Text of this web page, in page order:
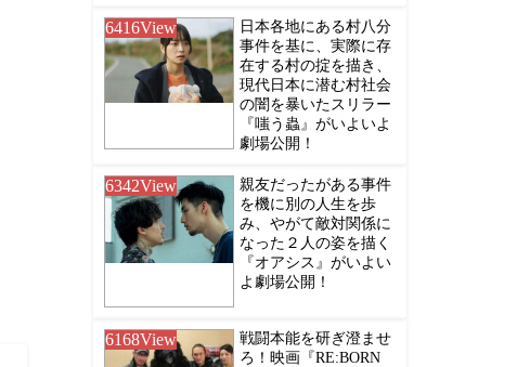
6416View
日本各地にある村八分
事件を基に、実際に存
在する村の掟を描き、
現代日本に潜む村社会
の闇を暴いたスリラー
『嗤う蟲』がいよいよ
劇場公開！
6342View
親友だったがある事件
を機に別の人生を歩
み、やがて敵対関係に
なった２人の姿を描く
『オアシス』がいよい
よ劇場公開！
6168View
戦闘本能を研ぎ澄ませ
ろ！映画『RE:BORN